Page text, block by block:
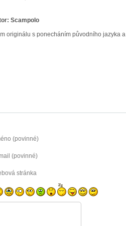
Scampolo
originálu s ponecháním původního jazyka a
(povinné)
(povinné)
stránka